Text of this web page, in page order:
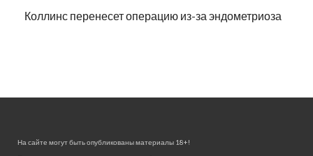
Коллинс перенесет операцию из-за эндометриоза
На сайте могут быть опубликованы материалы 18+!